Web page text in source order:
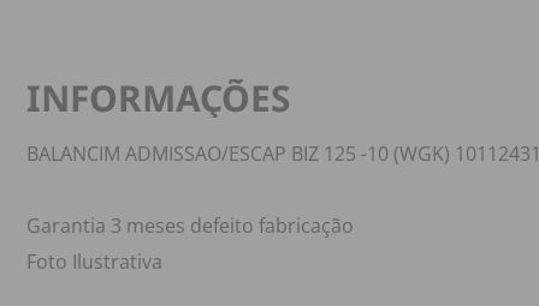
INFORMAÇÕES
BALANCIM ADMISSAO/ESCAP BIZ 125 -10 (WGK)
Garantia 3 meses defeito fabricação
Foto Ilustrativa